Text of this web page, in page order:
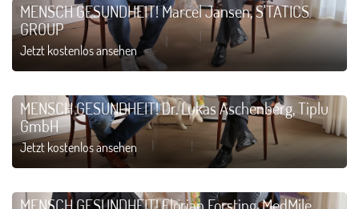
MENSCH GESUNDHEIT! Marcel Jansen, S'TATICS
GROUP
Jetzt kostenlos ansehen
MENSCH GESUNDHEIT! Dr. Lukas Aschenberg, Tiplu
GmbH
Jetzt kostenlos ansehen